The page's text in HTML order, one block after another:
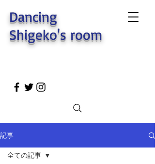
Dancing
Shigeko's room
記事
全ての記事